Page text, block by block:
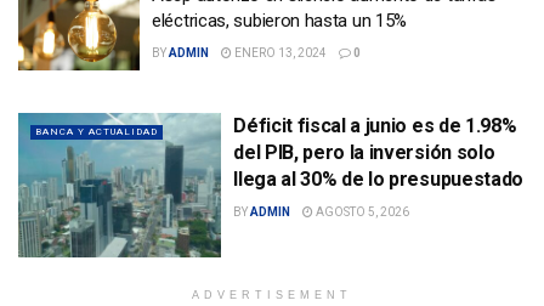
eléctricas, subieron hasta un 15%
BYADMIN ENERO 13, 2024 0
BANCA Y ACTUALIDAD
Déficit fiscal a junio es de 1.98%
del PIB, pero la inversión solo
llega al 30% de lo presupuestado
BYADMIN AGOSTO 5, 2026
ADVERTISEMENT